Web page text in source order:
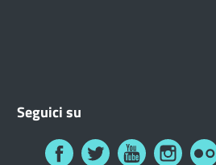
Seguici su